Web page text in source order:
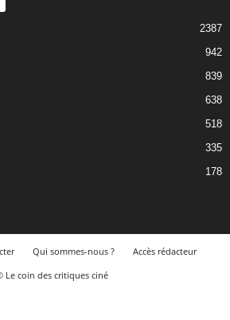
2387
942
839
638
518
335
178
Qui sommes-nous ?
Accès rédacteur
Le coin des critiques ciné